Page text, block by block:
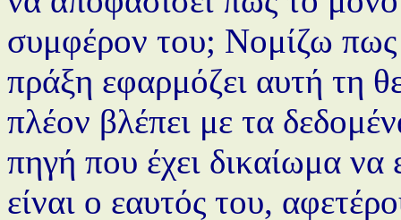
συμφέρον του; Νομίζω πως
πράξη εφαρμόζει αυτή τη
πλέον βλέπει με τα
πηγή που έχει δικαίωμα
είναι ο εαυτός του,